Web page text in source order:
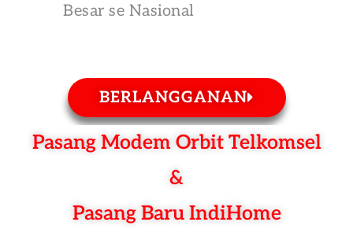
Besar se Nasional
BERLANGGANAN
Pasang Modem Orbit Telkomsel
&
Pasang Baru IndiHome